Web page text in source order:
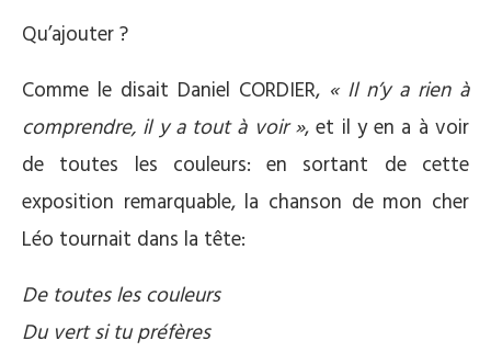
Qu’ajouter ?
Comme le disait Daniel CORDIER, « Il n’y a rien à
comprendre, il y a tout à voir », et il y en a à voir
de toutes les couleurs: en sortant de cette
exposition remarquable, la chanson de mon cher
Léo tournait dans la tête:
De toutes les couleurs
Du vert si tu préfères